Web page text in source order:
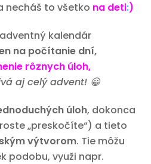
necháš to všetko na deti:)
kalendár
na počítanie dní,
rôznych úloh,
aj celý advent! 😀
úloh, dokonca
„preskočíte“) a tieto
výtvorom. Tie môžu
podobu, využi napr.